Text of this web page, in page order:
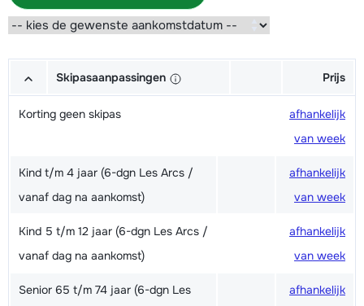
Skipasaanpassingen Prijs
Korting geen skipas
afhankelijk
van week
Kind t/m 4 jaar (6-dgn Les Arcs /
vanaf dag na aankomst)
afhankelijk
van week
Kind 5 t/m 12 jaar (6-dgn Les Arcs /
vanaf dag na aankomst)
afhankelijk
van week
Senior 65 t/m 74 jaar (6-dgn Les
afhankelijk